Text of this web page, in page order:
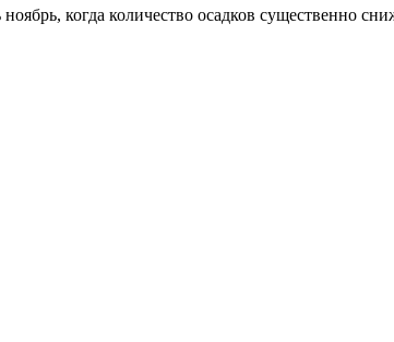
когда количество осадков существенно